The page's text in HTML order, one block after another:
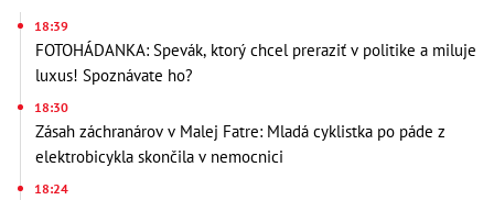
18:39
FOTOHÁDANKA: Spevák, ktorý chcel preraziť v politike a miluje
luxus! Spoznávate ho?
18:30
Zásah záchranárov v Malej Fatre: Mladá cyklistka po páde z
elektrobicykla skončila v nemocnici
18:24